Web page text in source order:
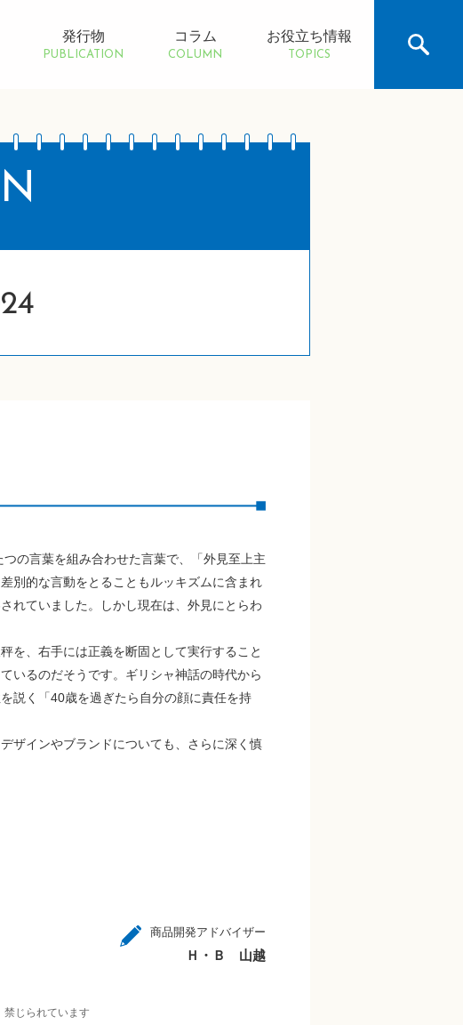
発行物
PUBLICATION
コラム
COLUMN
お役立ち情報
TOPICS
の言葉を組み合わせた言葉で、「外見至上主
別的な言動をとることもルッキズムに含まれ
れていました。しかし現在は、外見にとらわ
を、右手には正義を断固として実行すること
いるのだそうです。ギリシャ神話の時代から
説く「40歳を過ぎたら自分の顔に責任を持
ザインやブランドについても、さらに深く慎
商品開発アドバイザー
Ｈ・Ｂ 山越
じられています